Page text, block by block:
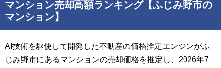
マンション売却高額ランキング【ふじみ野市の
マンション】
AI技術を駆使して開発した不動産の価格推定エンジンがふ
じみ野市にあるマンションの売却価格を推定し、2026年7